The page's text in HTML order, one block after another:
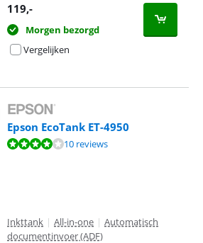
119,-
Morgen bezorgd
Vergelijken
Epson EcoTank ET-4950
10, gebaseerd op 10 reviews.
10 reviews
Inkttank | All-in-one | Automatisch
documentinvoer (ADF)